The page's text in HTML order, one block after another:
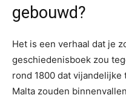
gebouwd?
Het is een verhaal dat je
geschiedenisboek zou
rond 1800 dat
Malta zouden